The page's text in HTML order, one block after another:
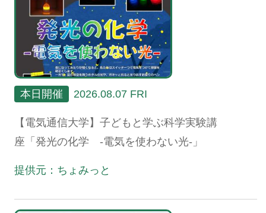
本日開催 2026.08.07 FRI
【電気通信大学】子どもと学ぶ科学実験講
座「発光の化学 -電気を使わない光-」
提供元：ちょみっと